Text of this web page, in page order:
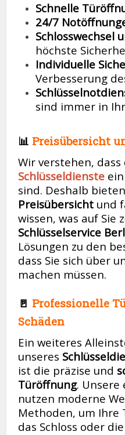
Schnelle
24/7
Schlosswechsel
höchste
Individuelle
Verbesserung
sind immer in
📊 Preisübersicht
Wir verstehen, dass
Schlüsseldienste
sind. Deshalb
Preisübersicht und
wissen, was auf Sie
Schlüsselservice
Lösungen zu den
dass Sie sich über
machen müssen.
🚪 Professionelle
Schäden
Ein weiteres
unseres
ist die präzise und
Türöffnung.
nutzen moderne
Methoden, um Ihre
das Schloss oder